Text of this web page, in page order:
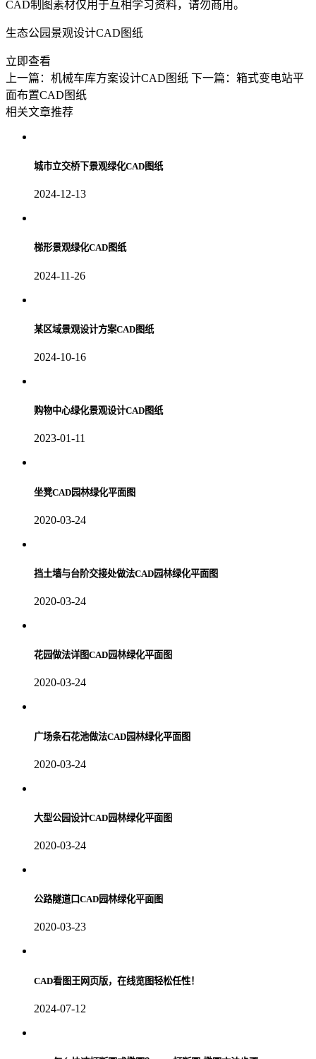
CAD制图素材仅用于互相学习资料，请勿商用。
生态公园景观设计CAD图纸
立即查看
上一篇：机械车库方案设计CAD图纸 下一篇：箱式变电站平
面布置CAD图纸
相关文章推荐
城市立交桥下景观绿化CAD图纸
2024-12-13
梯形景观绿化CAD图纸
2024-11-26
某区域景观设计方案CAD图纸
2024-10-16
购物中心绿化景观设计CAD图纸
2023-01-11
坐凳CAD园林绿化平面图
2020-03-24
挡土墙与台阶交接处做法CAD园林绿化平面图
2020-03-24
花园做法详图CAD园林绿化平面图
2020-03-24
广场条石花池做法CAD园林绿化平面图
2020-03-24
大型公园设计CAD园林绿化平面图
2020-03-24
公路隧道口CAD园林绿化平面图
2020-03-23
CAD看图王网页版，在线览图轻松任性！
2024-07-12